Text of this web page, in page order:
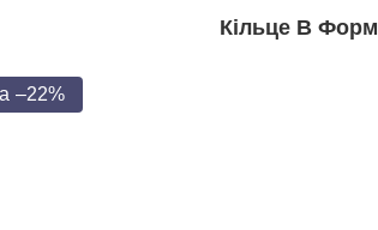
Кільце В
–22%